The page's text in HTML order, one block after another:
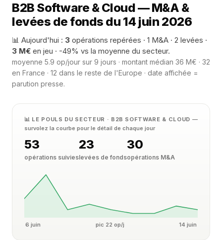
B2B Software & Cloud — M&A &
levées de fonds du 14 juin 2026
📊 Aujourd'hui : 3 opérations repérées · 1 M&A · 2 levées ·
3 M€ en jeu · -49% vs la moyenne du secteur.
moyenne 5.9 op/jour sur 9 jours · montant médian 36 M€ · 32
en France · 12 dans le reste de l'Europe · date affichée =
parution presse.
📊 LE POULS DU SECTEUR · B2B SOFTWARE & CLOUD —
survolez la courbe pour le détail de chaque jour
53
opérations suivies
23
levées de fonds
30
opérations M&A
6 juin pic 22 op/j 14 juin